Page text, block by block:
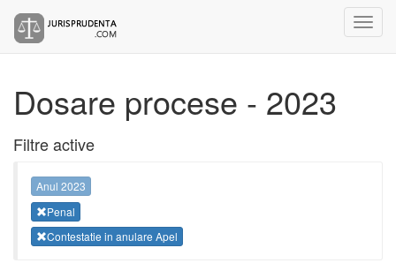
Dosare procese - 2023
Filtre active
Anul 2023
Penal
Contestatie in anulare Apel